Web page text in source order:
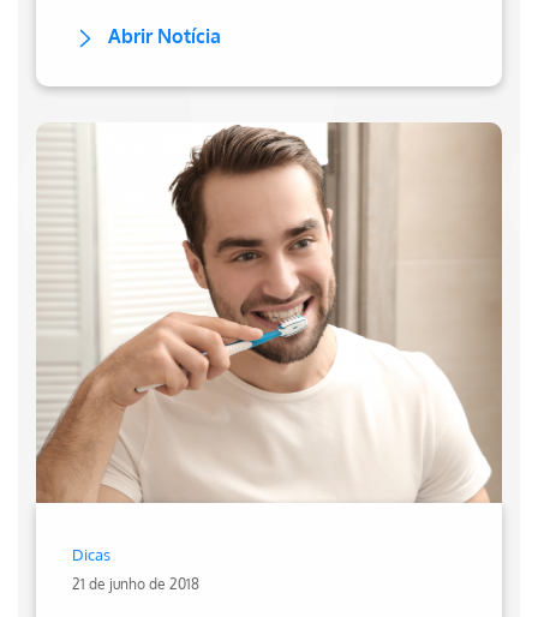
Abrir Notícia
Dicas
21 de junho de 2018